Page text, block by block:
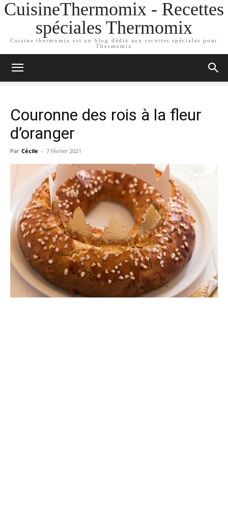
CuisineThermomix - Recettes
spéciales Thermomix
Cuisine thermomix est un blog dédié aux recettes spéciales pour
Thermomix
Couronne des rois à la fleur
d’oranger
Par Cécile - 7 février 2021